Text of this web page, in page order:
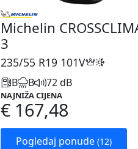
Michelin
3
235/55 R19 101V
B B 72 dB
NAJNIŽA CIJENA
€ 167,48
Pogledaj ponude (12)